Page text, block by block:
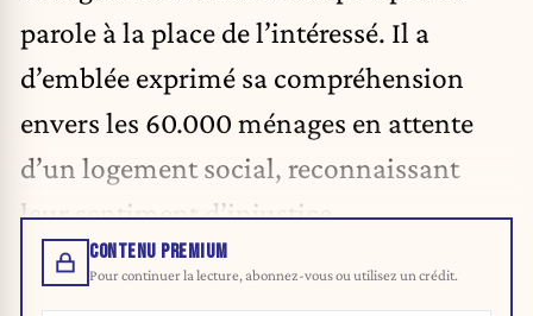
parole à la place de l’intéressé. Il a
d’emblée exprimé sa compréhension
envers les 60.000 ménages en attente
d’un logement social, reconnaissant
leur sentiment d’injustice.
CONTENU PREMIUM
Pour continuer la lecture, abonnez-vous ou utilisez un crédit.